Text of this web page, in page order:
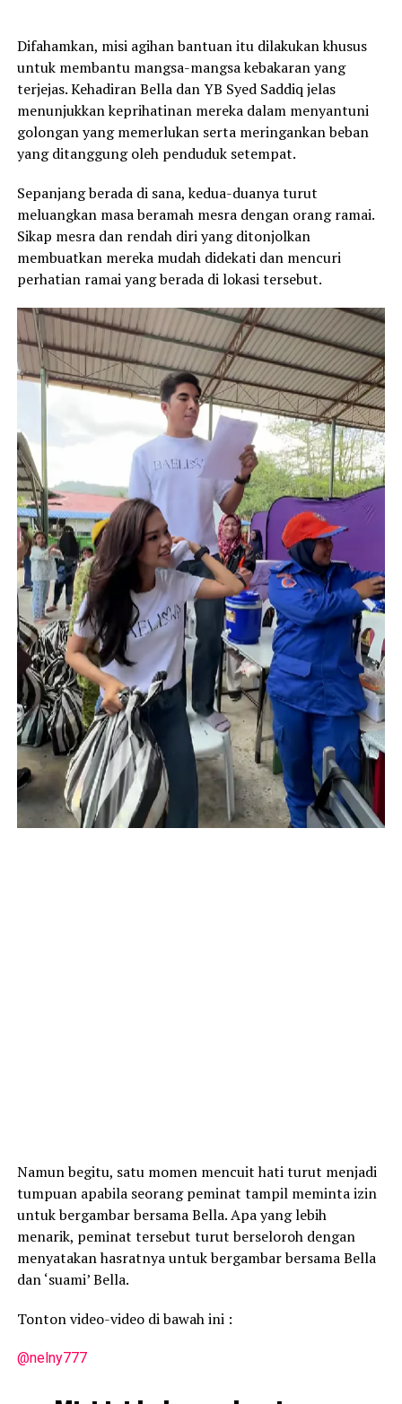
Difahamkan, misi agihan bantuan itu dilakukan khusus
untuk membantu mangsa-mangsa kebakaran yang
terjejas. Kehadiran Bella dan YB Syed Saddiq jelas
menunjukkan keprihatinan mereka dalam menyantuni
golongan yang memerlukan serta meringankan beban
yang ditanggung oleh penduduk setempat.
Sepanjang berada di sana, kedua-duanya turut
meluangkan masa beramah mesra dengan orang ramai.
Sikap mesra dan rendah diri yang ditonjolkan
membuatkan mereka mudah didekati dan mencuri
perhatian ramai yang berada di lokasi tersebut.
Namun begitu, satu momen mencuit hati turut menjadi
tumpuan apabila seorang peminat tampil meminta izin
untuk bergambar bersama Bella. Apa yang lebih
menarik, peminat tersebut turut berseloroh dengan
menyatakan hasratnya untuk bergambar bersama Bella
dan ‘suami’ Bella.
Tonton video-video di bawah ini :
@nelny777